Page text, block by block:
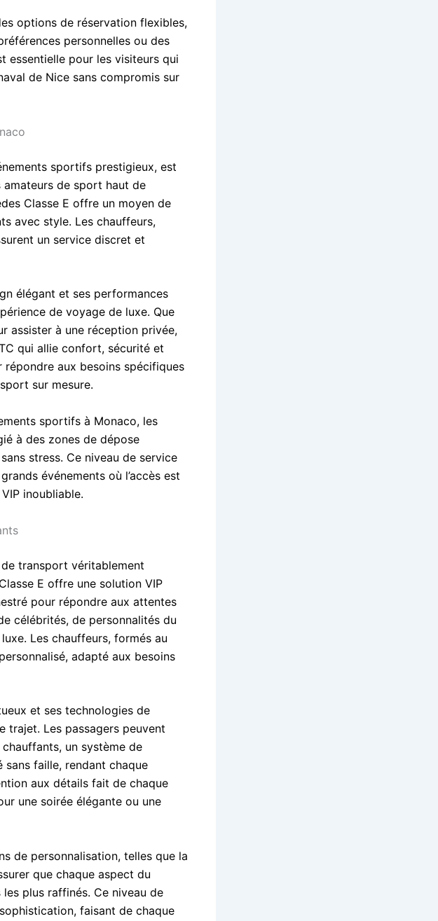
options de réservation flexibles,
personnelles ou des
essentielle pour les visiteurs qui
de Nice sans compromis sur
sportifs prestigieux, est
de sport haut de
Classe E offre un moyen de
avec style. Les chauffeurs,
un service discret et
élégant et ses performances
de voyage de luxe. Que
assister à une réception privée,
qui allie confort, sécurité et
aux besoins spécifiques
sur mesure.
sportifs à Monaco, les
à des zones de dépose
stress. Ce niveau de service
événements où l’accès est
inoubliable.
de transport véritablement
E offre une solution VIP
pour répondre aux attentes
célébrités, de personnalités du
Les chauffeurs, formés au
adapté aux besoins
et ses technologies de
trajet. Les passagers peuvent
un système de
faille, rendant chaque
aux détails fait de chaque
une soirée élégante ou une
de personnalisation, telles que la
que chaque aspect du
plus raffinés. Ce niveau de
faisant de chaque